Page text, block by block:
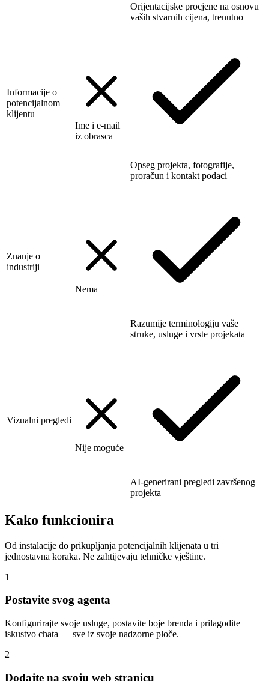
Orijentacijske procjene na osnovu
vaših stvarnih cijena, trenutno
Informacije o
potencijalnom
klijentu
Ime i e-mail
iz obrasca
Opseg projekta, fotografije,
proračun i kontakt podaci
Znanje o
industriji
Nema
Razumije terminologiju vaše
struke, usluge i vrste projekata
Vizualni pregledi
Nije moguće
AI-generirani pregledi završenog
projekta
Kako funkcionira
Od instalacije do prikupljanja potencijalnih klijenata u tri
jednostavna koraka. Ne zahtijevaju tehničke vještine.
1
Postavite svog agenta
Konfigurirajte svoje usluge, postavite boje brenda i prilagodite
iskustvo chata — sve iz svoje nadzorne ploče.
2
Dodajte na svoju web stranicu